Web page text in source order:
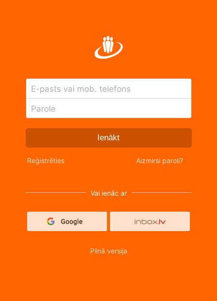
E-pasts vai mob. telefons
Parole
Ienākt
Reģistrēties Aizmirsi paroli?
Vai ienāc ar
Pilnā versija